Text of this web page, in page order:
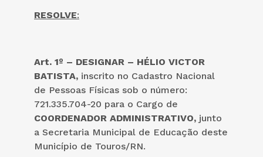
RESOLVE:
Art. 1º – DESIGNAR – HÉLIO VICTOR
BATISTA, inscrito no Cadastro Nacional
de Pessoas Físicas sob o número:
721.335.704-20 para o Cargo de
COORDENADOR ADMINISTRATIVO, junto
a Secretaria Municipal de Educação deste
Município de Touros/RN.